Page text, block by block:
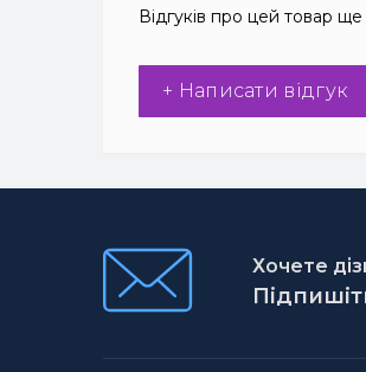
Відгуків про цей товар
+ Написати відгук
Хочете